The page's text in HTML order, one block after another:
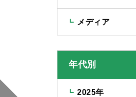
メディア
年代別
2025年